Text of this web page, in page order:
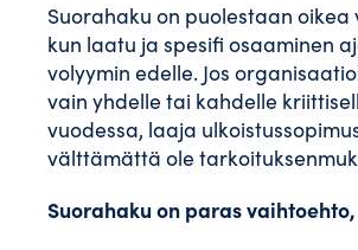
Suorahaku on puolestaan oikea
kun laatu ja spesifi osaaminen
volyymin edelle. Jos
vain yhdelle tai kahdelle
vuodessa, laaja
välttämättä ole
Suorahaku on paras